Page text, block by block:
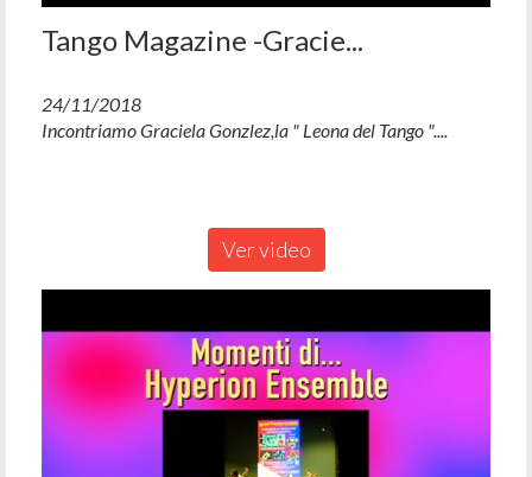
Tango Magazine -Gracie...
24/11/2018
Incontriamo Graciela Gonzlez,la " Leona del Tango "....
Ver video